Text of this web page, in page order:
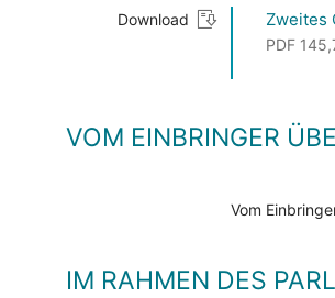
Download Zweites
PDF
VOM EINBRINGER
Vom
IM RAHMEN DES